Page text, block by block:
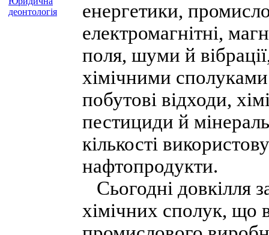
деонтологія
енергетики,
електромагнітні,
поля, шуми й
хімічними
побутові відходи,
пестициди й
кількості
нафтопродукти.
Сьогодні довкілля
хімічних сполук, що